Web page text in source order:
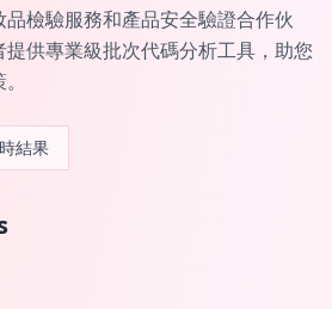
檢驗服務和產品安全驗證合作伙
供專業級批次代碼分析工具，助您
結果